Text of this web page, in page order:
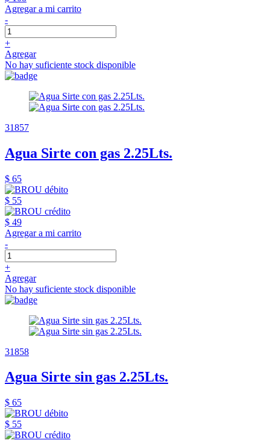
Agregar a mi carrito
-
+
Agregar
No hay suficiente stock disponible
31857
Agua Sirte con gas 2.25Lts.
$ 65
$ 55
$ 49
Agregar a mi carrito
-
+
Agregar
No hay suficiente stock disponible
31858
Agua Sirte sin gas 2.25Lts.
$ 65
$ 55